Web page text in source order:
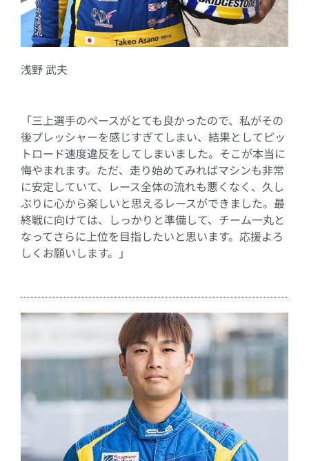
浅野 武夫
「三上選手のペースがとても良かったので、私がその
後プレッシャーを感じすぎてしまい、結果としてピッ
トロード速度違反をしてしまいました。そこが本当に
悔やまれます。ただ、走り始めてみればマシンも非常
に安定していて、レース全体の流れも悪くなく、久し
ぶりに心から楽しいと思えるレースができました。最
終戦に向けては、しっかりと準備して、チーム一丸と
なってさらに上位を目指したいと思います。応援よろ
しくお願いします。」